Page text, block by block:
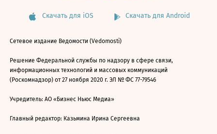
Скачать для iOS Скачать для Android
Сетевое издание Ведомости (Vedomosti)
Решение Федеральной службы по надзору в сфере связи,
информационных технологий и массовых коммуникаций
(Роскомнадзор) от 27 ноября 2020 г. ЭЛ № ФС 77-79546
Учредитель: АО «Бизнес Ньюс Медиа»
Главный редактор: Казьмина Ирина Сергеевна